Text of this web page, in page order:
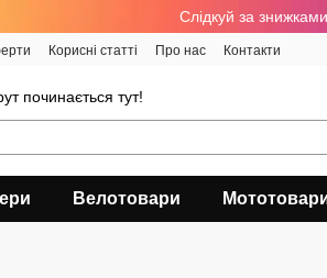
Cлідкуй за
Корисні статті Про нас Контакти
починається тут!
Велотовари